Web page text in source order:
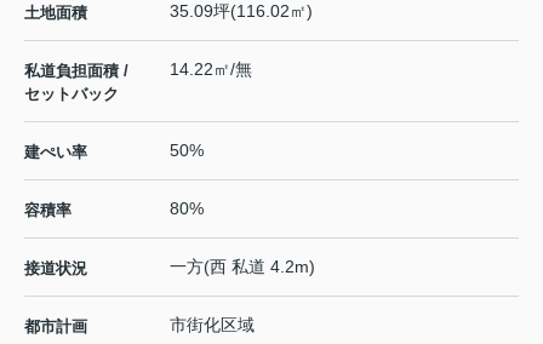
土地面積 35.09坪(116.02㎡)
私道負担面積 /
セットバック
14.22㎡/無
建ぺい率 50%
容積率 80%
接道状況 一方(西 私道 4.2m)
都市計画 市街化区域